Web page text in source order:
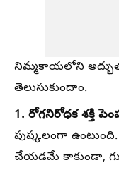
నిమ్మకాయలోని
తెలుసుకుందాం.
1. రోగనిరోధక శక్తి
పుష్కలంగా
చేయడమే కాకుండా,